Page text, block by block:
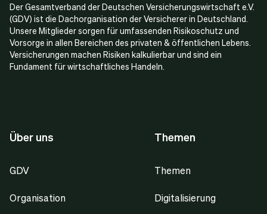
Der Gesamtverband der Deutschen Versicherungswirtschaft e.V.
(GDV) ist die Dachorganisation der Versicherer in Deutschland.
Unsere Mitglieder sorgen für umfassenden Risikoschutz und
Vorsorge in allen Bereichen des privaten & öffentlichen Lebens.
Versicherungen machen Risiken kalkulierbar und sind ein
Fundament für wirtschaftliches Handeln.
Über uns
GDV
Organisation
Themen
Themen
Digitalisierung